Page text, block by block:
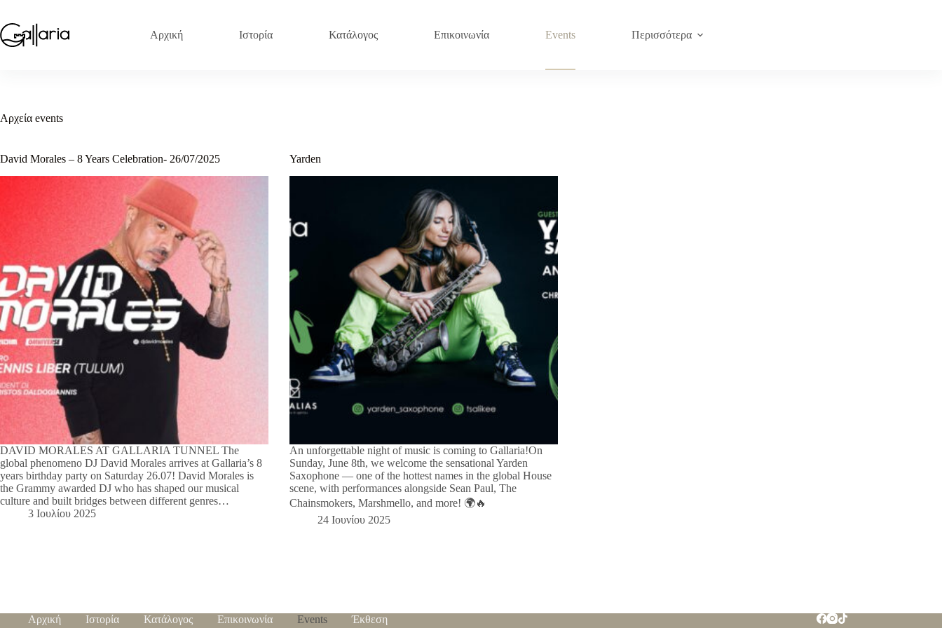
περιεχόμενο
Αρχική Ιστορία Κατάλογος Επικοινωνία Events Περισσότερα
Αρχεία events
David Morales – 8 Years Celebration- 26/07/2025
DAVID MORALES AT GALLARIA TUNNEL The
global phenomeno DJ David Morales arrives at Gallaria’s 8
years birthday party on Saturday 26.07! David Morales is
the Grammy awarded DJ who has shaped our musical
culture and built bridges between different genres…
3 Ιουλίου 2025
Yarden
An unforgettable night of music is coming to Gallaria!On
Sunday, June 8th, we welcome the sensational Yarden
Saxophone — one of the hottest names in the global House
scene, with performances alongside Sean Paul, The
Chainsmokers, Marshmello, and more! 🌍🔥
24 Ιουνίου 2025
Αρχική Ιστορία Κατάλογος Επικοινωνία Events
Έκθεση